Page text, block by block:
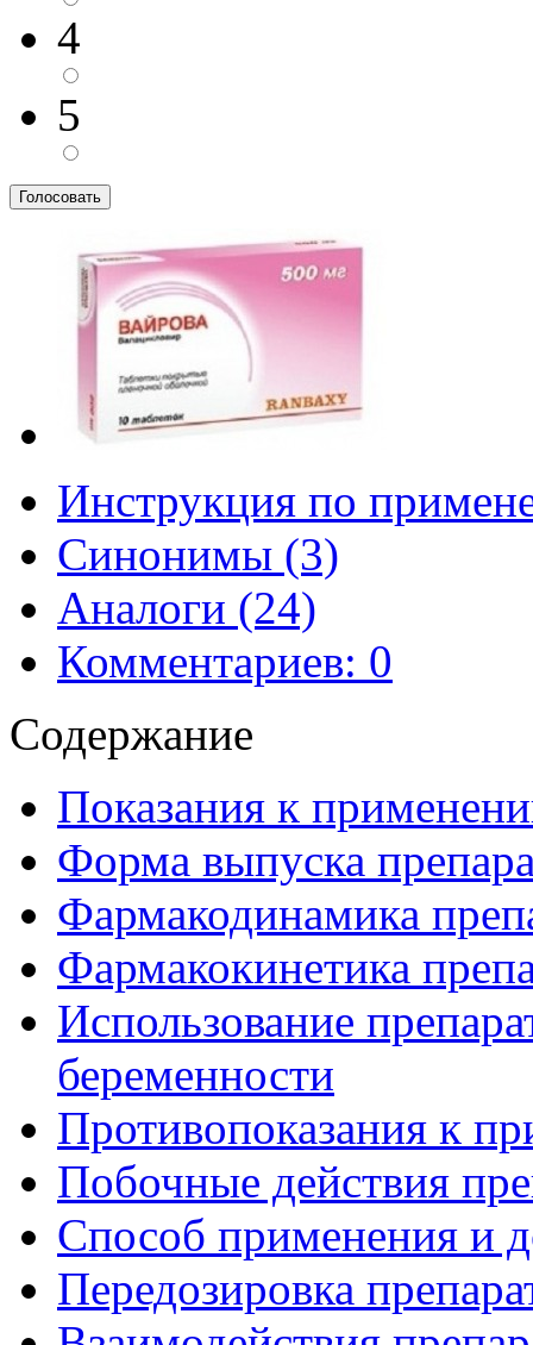
4
5
Инструкция по
Синонимы (3)
Аналоги (24)
Комментариев: 0
Содержание
Показания к
Форма выпуска
Фармакодинамика
Фармакокинетика
Использование
беременности
Противопоказания к
Побочные действия
Способ применения и
Передозировка